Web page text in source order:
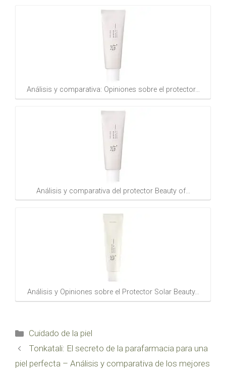
Análisis y comparativa: Opiniones sobre el protector…
Análisis y comparativa del protector Beauty of…
Análisis y Opiniones sobre el Protector Solar Beauty…
Categorías
Cuidado de la piel
Tonkatali: El secreto de la parafarmacia para una
piel perfecta – Análisis y comparativa de los mejores